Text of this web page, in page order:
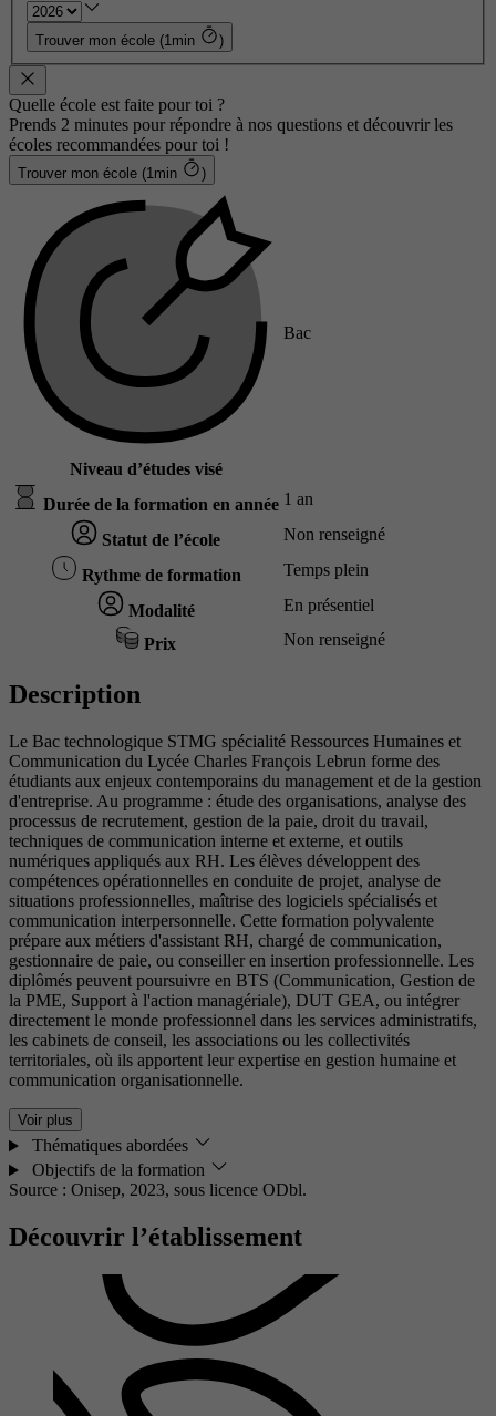
Trouver mon école (1min )
Quelle école est faite pour toi ?
Prends 2 minutes pour répondre à nos questions et découvrir les
écoles recommandées pour toi !
Trouver mon école (1min )
Niveau d’études visé
Bac
Durée de la formation en année 1 an
Statut de l’école Non renseigné
Rythme de formation Temps plein
Modalité En présentiel
Prix Non renseigné
Description
Le Bac technologique STMG spécialité Ressources Humaines et
Communication du Lycée Charles François Lebrun forme des
étudiants aux enjeux contemporains du management et de la gestion
d'entreprise. Au programme : étude des organisations, analyse des
processus de recrutement, gestion de la paie, droit du travail,
techniques de communication interne et externe, et outils
numériques appliqués aux RH. Les élèves développent des
compétences opérationnelles en conduite de projet, analyse de
situations professionnelles, maîtrise des logiciels spécialisés et
communication interpersonnelle. Cette formation polyvalente
prépare aux métiers d'assistant RH, chargé de communication,
gestionnaire de paie, ou conseiller en insertion professionnelle. Les
diplômés peuvent poursuivre en BTS (Communication, Gestion de
la PME, Support à l'action managériale), DUT GEA, ou intégrer
directement le monde professionnel dans les services administratifs,
les cabinets de conseil, les associations ou les collectivités
territoriales, où ils apportent leur expertise en gestion humaine et
communication organisationnelle.
Voir plus
Thématiques abordées
Objectifs de la formation
Source : Onisep, 2023, sous licence ODbl.
Découvrir l’établissement